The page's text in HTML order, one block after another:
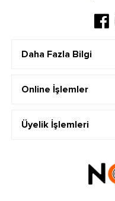
Daha Fazla Bilgi
Online İşlemler
Üyelik İşlemleri